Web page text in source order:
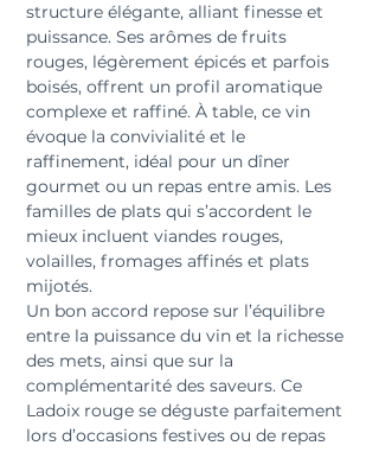
structure élégante, alliant finesse et
puissance. Ses arômes de fruits
rouges, légèrement épicés et parfois
boisés, offrent un profil aromatique
complexe et raffiné. À table, ce vin
évoque la convivialité et le
raffinement, idéal pour un dîner
gourmet ou un repas entre amis. Les
familles de plats qui s’accordent le
mieux incluent viandes rouges,
volailles, fromages affinés et plats
mijotés.
Un bon accord repose sur l’équilibre
entre la puissance du vin et la richesse
des mets, ainsi que sur la
complémentarité des saveurs. Ce
Ladoix rouge se déguste parfaitement
lors d’occasions festives ou de repas